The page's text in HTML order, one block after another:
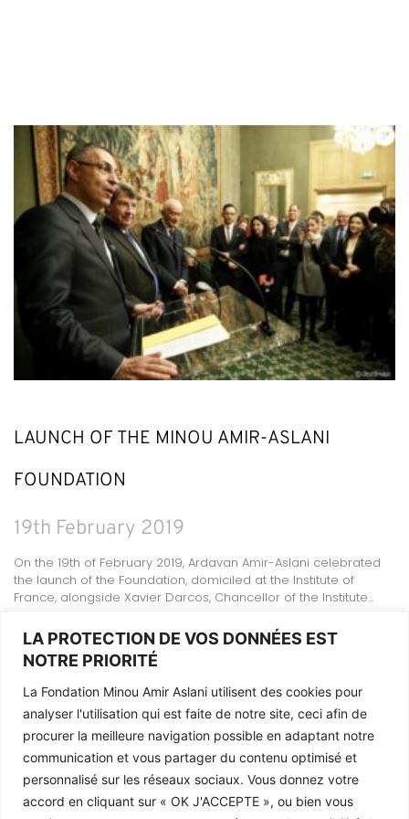
LA PROTECTION DE VOS DONNÉES EST
NOTRE PRIORITÉ
La Fondation Minou Amir Aslani utilisent des cookies pour
analyser l'utilisation qui est faite de notre site, ceci afin de
procurer la meilleure navigation possible en adaptant notre
communication et vous partager du contenu optimisé et
personnalisé sur les réseaux sociaux. Vous donnez votre
accord en cliquant sur « OK J'ACCEPTE », ou bien vous
LAUNCH OF THE MINOU AMIR-ASLANI
FOUNDATION
19th February 2019
On the 19th of February 2019, Ardavan Amir-Aslani celebrated
the launch of the Foundation, domiciled at the Institute of
France, alongside Xavier Darcos, Chancellor of the Institute...
Legal Information
The Foundation
Contact